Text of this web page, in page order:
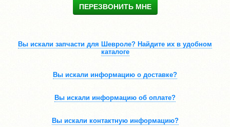
ПЕРЕЗВОНИТЬ МНЕ
Вы искали запчасти для Шевроле? Найдите их в удобном
каталоге
Вы искали информацию о доставке?
Вы искали информацию об оплате?
Вы искали контактную информацию?